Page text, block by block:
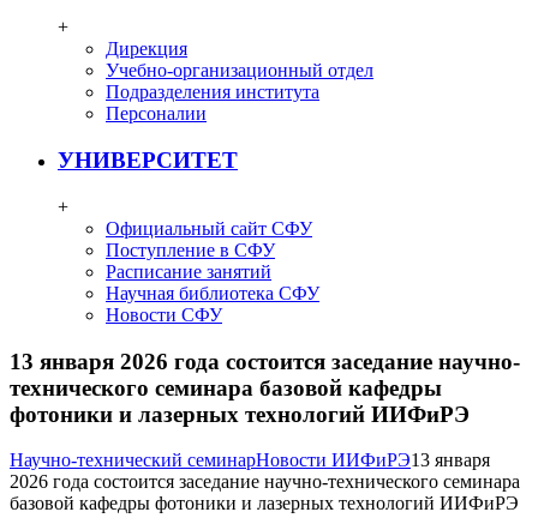
+
Дирекция
Учебно-организационный отдел
Подразделения института
Персоналии
УНИВЕРСИТЕТ
+
Официальный сайт СФУ
Поступление в СФУ
Расписание занятий
Научная библиотека СФУ
Новости СФУ
13 января 2026 года состоится заседание научно-
технического семинара базовой кафедры
фотоники и лазерных технологий ИИФиРЭ
Научно-технический семинарНовости ИИФиРЭ13 января
2026 года состоится заседание научно-технического семинара
базовой кафедры фотоники и лазерных технологий ИИФиРЭ